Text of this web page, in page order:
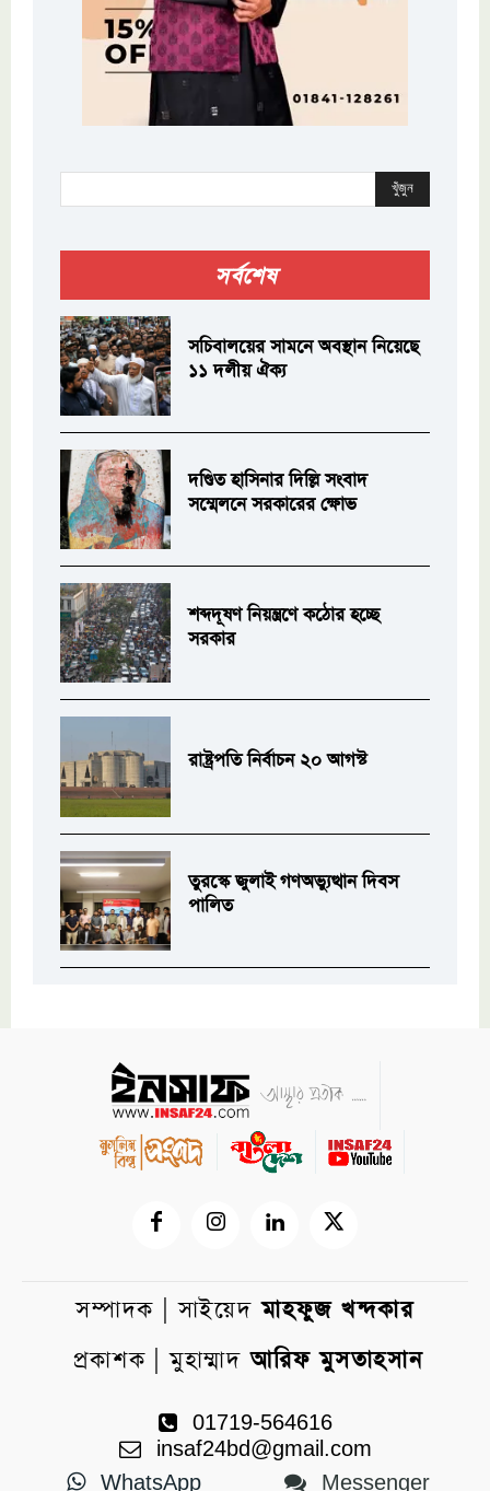
খুঁজুন
সর্বশেষ
সচিবালয়ের সামনে অবস্থান নিয়েছে
১১ দলীয় ঐক্য
দণ্ডিত হাসিনার দিল্লি সংবাদ
সম্মেলনে সরকারের ক্ষোভ
শব্দদূষণ নিয়ন্ত্রণে কঠোর হচ্ছে
সরকার
রাষ্ট্রপতি নির্বাচন ২০ আগস্ট
তুরস্কে জুলাই গণঅভ্যুত্থান দিবস
পালিত
সম্পাদক | সাইয়েদমাহফুজ খন্দকার
প্রকাশক | মুহাম্মাদআরিফ মুসতাহসান
01719-564616
insaf24bd@gmail.com
WhatsApp
Messenger